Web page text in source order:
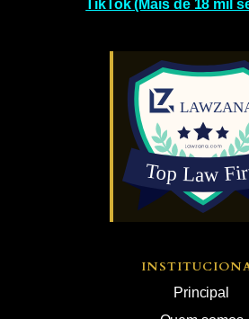
TikTok (Mais de 18 mil
Principal